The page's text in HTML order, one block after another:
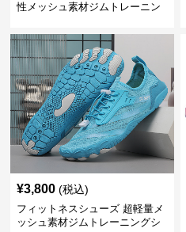
性メッシュ素材ジムトレーニン
¥3,800 (税込)
フィットネスシューズ 超軽量メ
ッシュ素材ジムトレーニングシ